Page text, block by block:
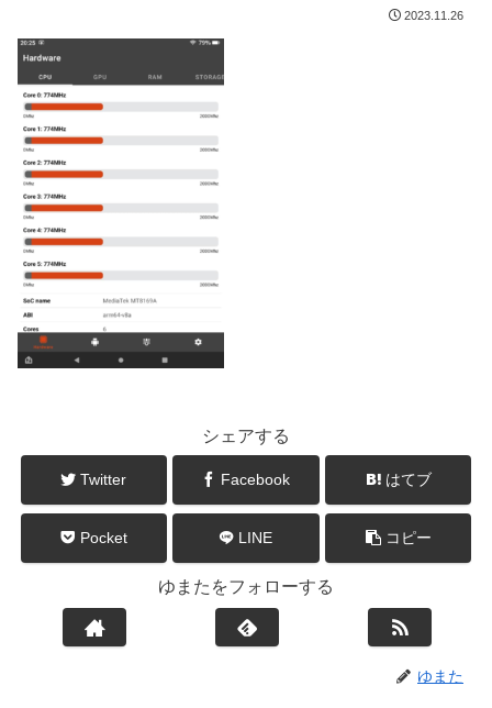
2023.11.26
シェアする
Twitter Facebook はてブ
Pocket LINE コピー
ゆまたをフォローする
ゆまた